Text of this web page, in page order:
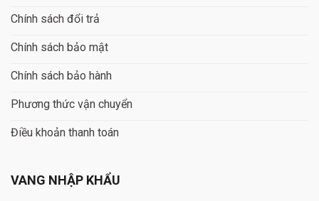
Chính sách đổi trả
Chính sách bảo mật
Chính sách bảo hành
Phương thức vận chuyển
Điều khoản thanh toán
VANG NHẬP KHẨU